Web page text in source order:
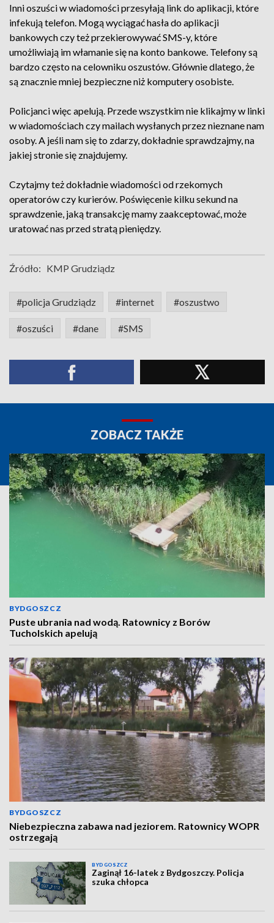
Inni oszuści w wiadomości przesyłają link do aplikacji, które
infekują telefon. Mogą wyciągać hasła do aplikacji
bankowych czy też przekierowywać SMS-y, które
umożliwiają im włamanie się na konto bankowe. Telefony są
bardzo często na celowniku oszustów. Głównie dlatego, że
są znacznie mniej bezpieczne niż komputery osobiste.
Policjanci więc apelują. Przede wszystkim nie klikajmy w linki
w wiadomościach czy mailach wysłanych przez nieznane nam
osoby. A jeśli nam się to zdarzy, dokładnie sprawdzajmy, na
jakiej stronie się znajdujemy.
Czytajmy też dokładnie wiadomości od rzekomych
operatorów czy kurierów. Poświęcenie kilku sekund na
sprawdzenie, jaką transakcję mamy zaakceptować, może
uratować nas przed stratą pieniędzy.
Źródło: KMP Grudziądz
#policja Grudziądz #internet #oszustwo
#oszuści #dane #SMS
ZOBACZ TAKŻE
BYDGOSZCZ
Puste ubrania nad wodą. Ratownicy z Borów
Tucholskich apelują
BYDGOSZCZ
Niebezpieczna zabawa nad jeziorem. Ratownicy WOPR
ostrzegają
BYDGOSZCZ
Zaginął 16-latek z Bydgoszczy. Policja
szuka chłopca